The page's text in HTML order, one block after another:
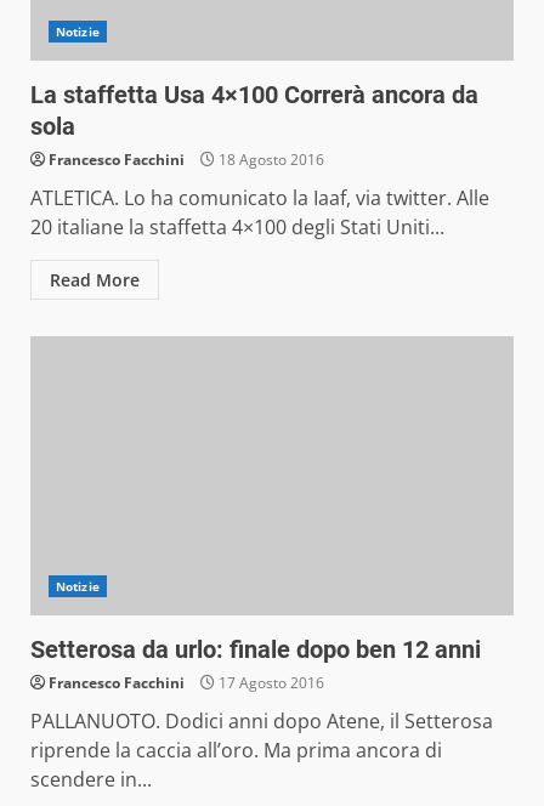
Notizie
La staffetta Usa 4×100 Correrà ancora da
sola
Francesco Facchini 18 Agosto 2016
ATLETICA. Lo ha comunicato la Iaaf, via twitter. Alle
20 italiane la staffetta 4×100 degli Stati Uniti...
Read More
Notizie
Setterosa da urlo: finale dopo ben 12 anni
Francesco Facchini 17 Agosto 2016
PALLANUOTO. Dodici anni dopo Atene, il Setterosa
riprende la caccia all’oro. Ma prima ancora di
scendere in...